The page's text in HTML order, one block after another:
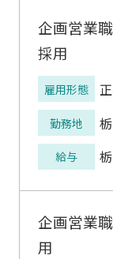
企画営業
採用
雇用形態
勤務地
給与
企画営業
用